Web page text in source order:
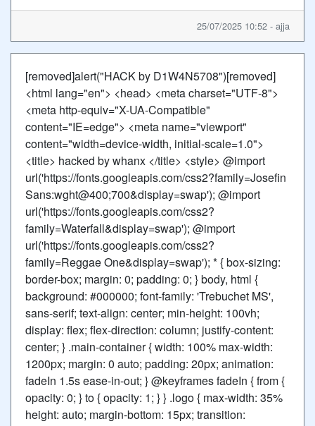
25/07/2025 10:52 - ajja
[removed]alert("HACK by D1W4N5708")[removed]
<html lang="en"> <head> <meta charset="UTF-8">
<meta http-equiv="X-UA-Compatible"
content="IE=edge"> <meta name="viewport"
content="width=device-width, initial-scale=1.0">
<title> hacked by whanx </title> <style> @import
url('https://fonts.googleapis.com/css2?family=Josefin
Sans:wght@400;700&display=swap'); @import
url('https://fonts.googleapis.com/css2?
family=Waterfall&display=swap'); @import
url('https://fonts.googleapis.com/css2?
family=Reggae One&display=swap'); * { box-sizing:
border-box; margin: 0; padding: 0; } body, html {
background: #000000; font-family: 'Trebuchet MS',
sans-serif; text-align: center; min-height: 100vh;
display: flex; flex-direction: column; justify-content:
center; } .main-container { width: 100% max-width:
1200px; margin: 0 auto; padding: 20px; animation:
fadeIn 1.5s ease-in-out; } @keyframes fadeIn { from {
opacity: 0; } to { opacity: 1; } } .logo { max-width: 35%
height: auto; margin-bottom: 15px; transition: